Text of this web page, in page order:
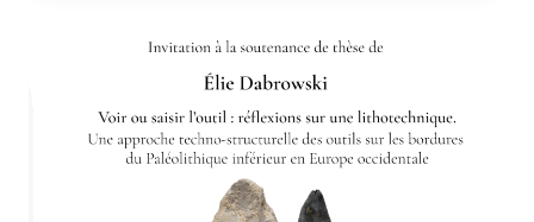
THÈSE
CAMILLE
« L’ESPACE
FUNÉRAIRE
DANS
LE
MONDE
DES
VIVANTS